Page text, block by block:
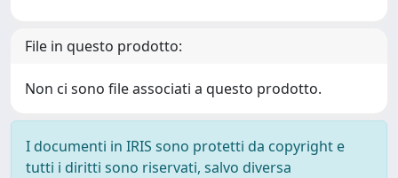
File in questo prodotto:
Non ci sono file associati a questo prodotto.
I documenti in IRIS sono protetti da copyright e
tutti i diritti sono riservati, salvo diversa